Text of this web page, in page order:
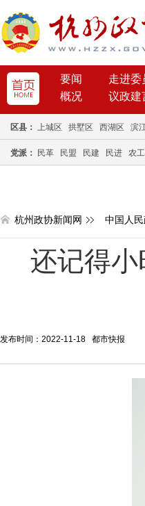
要闻 走进委
概况
议政建
区县： 上城区 拱墅区 西湖区 滨
党派： 民革 民盟 民建 民进 农
杭州政协新闻网 中国人
还记得小
发布时间：2022-11-18 都市快报